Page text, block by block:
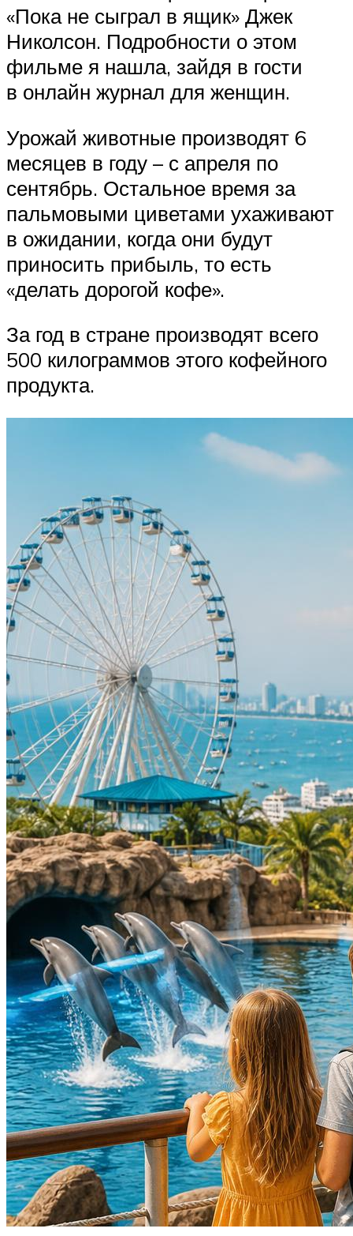
«Пока не сыграл в ящик» Джек
Николсон. Подробности о этом
фильме я нашла, зайдя в гости
в онлайн журнал для женщин.
Урожай животные производят 6
месяцев в году – с апреля по
сентябрь. Остальное время за
пальмовыми циветами ухаживают
в ожидании, когда они будут
приносить прибыль, то есть
«делать дорогой кофе».
За год в стране производят всего
500 килограммов этого кофейного
продукта.